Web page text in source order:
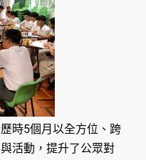
時5個月以全方位、跨
活動，提升了公眾對